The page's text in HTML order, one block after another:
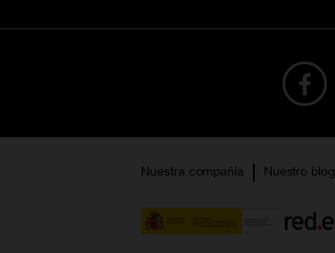
Nuestra compañía Nuestro blog